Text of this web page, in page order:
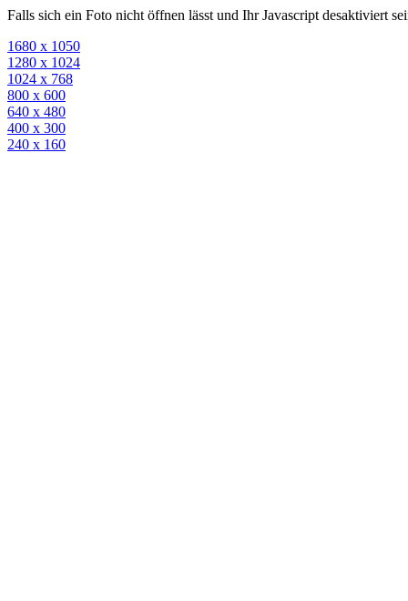
Falls sich ein Foto nicht öffnen lässt und Ihr Javascript desaktiviert
1680 x 1050
1280 x 1024
1024 x 768
800 x 600
640 x 480
400 x 300
240 x 160